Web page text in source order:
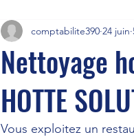
Nettoyage
HOTTE
comptabilite390 24 juin
Vous exploitez un